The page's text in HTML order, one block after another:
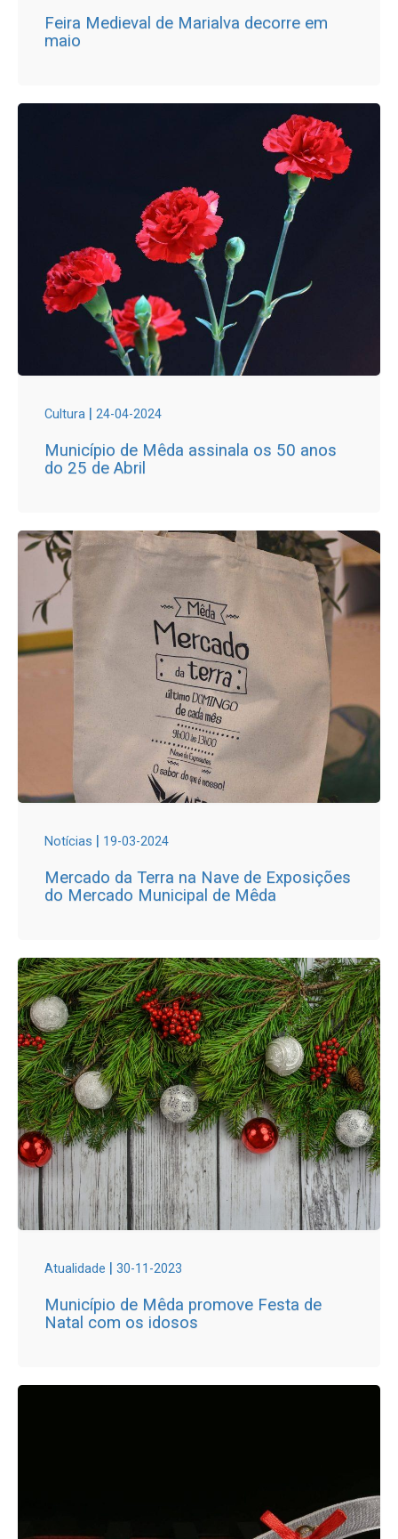
Feira Medieval de Marialva decorre em
maio
Cultura | 24-04-2024
Município de Mêda assinala os 50 anos
do 25 de Abril
Notícias | 19-03-2024
Mercado da Terra na Nave de Exposições
do Mercado Municipal de Mêda
Atualidade | 30-11-2023
Município de Mêda promove Festa de
Natal com os idosos